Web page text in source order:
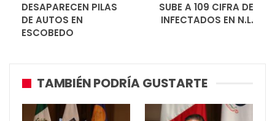
DESAPARECEN PILAS
DE AUTOS EN
ESCOBEDO
SUBE A 109 CIFRA DE
INFECTADOS EN N.L.
TAMBIÉN PODRÍA GUSTARTE